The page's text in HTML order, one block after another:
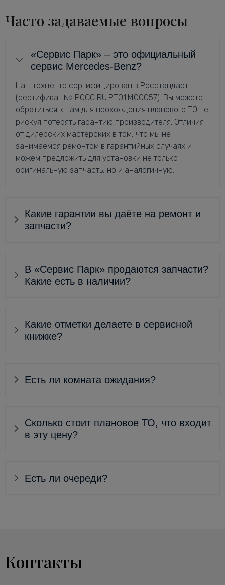
Часто задаваемые вопросы
«Сервис Парк» – это официальный
сервис Mercedes-Benz?
Наш техцентр сертифицирован в Росстандарт
(сертификат № РОСС RU.РТ01.М00057). Вы можете
обратиться к нам для прохождения планового ТО не
рискуя потерять гарантию производителя. Отличия
от дилерских мастерских в том, что мы не
занимаемся ремонтом в гарантийных случаях и
можем предложить для установки не только
оригинальную запчасть, но и аналогичную.
Какие гарантии вы даёте на ремонт и
запчасти?
В «Сервис Парк» продаются запчасти?
Какие есть в наличии?
Какие отметки делаете в сервисной
книжке?
Есть ли комната ожидания?
Сколько стоит плановое ТО, что входит
в эту цену?
Есть ли очереди?
Контакты